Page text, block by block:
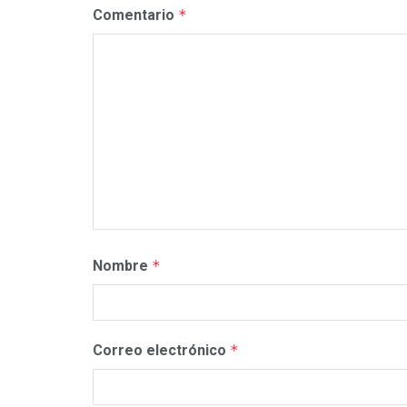
Comentario *
Nombre *
Correo electrónico *